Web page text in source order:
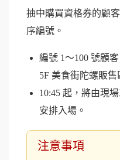
抽中購買資格券的顧
序編號。
編號 1～100 號顧
5F 美食街陀螺販售
10:45 起，將由現
安排入場。
注意事項